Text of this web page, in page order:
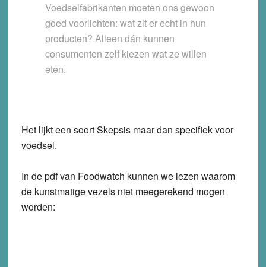
Voedselfabrikanten moeten ons gewoon
goed voorlichten: wat zit er echt in hun
producten? Alleen dán kunnen
consumenten zelf kiezen wat ze willen
eten.
Het lijkt een soort Skepsis maar dan specifiek voor
voedsel.
In de pdf van Foodwatch kunnen we lezen waarom
de kunstmatige vezels niet meegerekend mogen
worden: